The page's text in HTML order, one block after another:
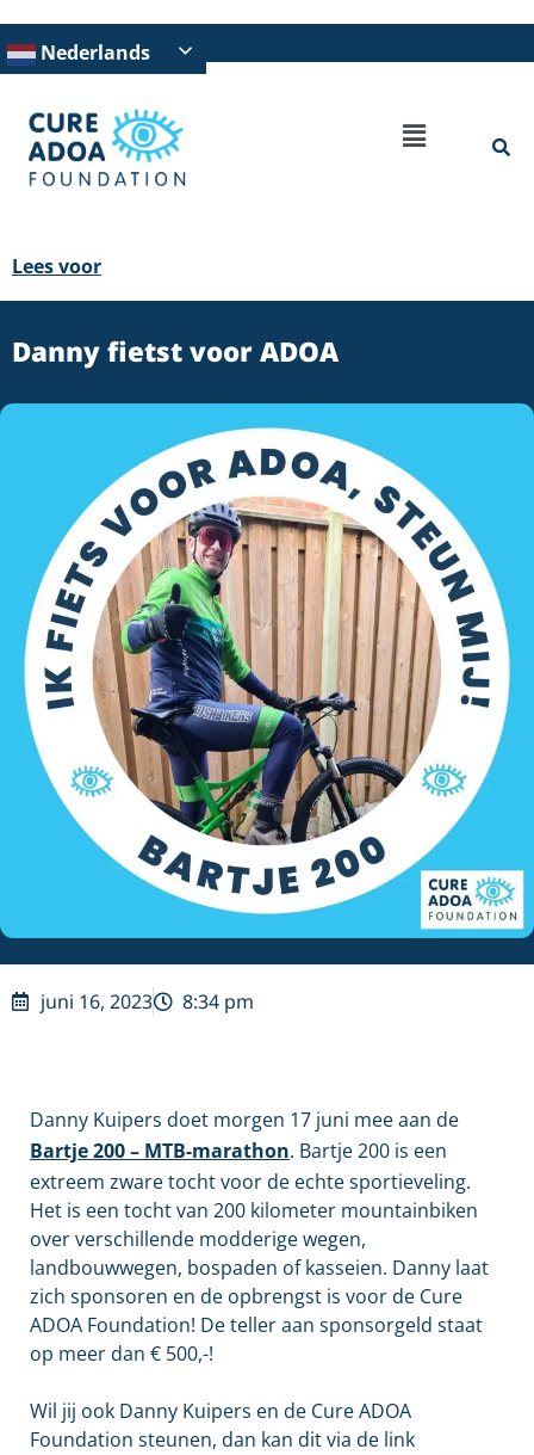
Nederlands
Lees voor
Danny fietst voor ADOA
juni 16, 2023 8:34 pm
Danny Kuipers doet morgen 17 juni mee aan de
Bartje 200 – MTB-marathon. Bartje 200 is een
extreem zware tocht voor de echte sportieveling.
Het is een tocht van 200 kilometer mountainbiken
over verschillende modderige wegen,
landbouwwegen, bospaden of kasseien. Danny laat
zich sponsoren en de opbrengst is voor de Cure
ADOA Foundation! De teller aan sponsorgeld staat
op meer dan € 500,-!
Wil jij ook Danny Kuipers en de Cure ADOA
Foundation steunen, dan kan dit via de link